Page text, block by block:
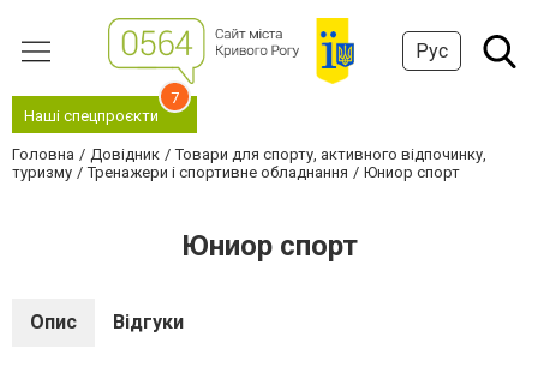
Рус
Наші спецпроєкти
7
Головна Довідник
Товари для спорту, активного відпочинку,
туризму
Тренажери і спортивне обладнання Юниор спорт
Юниор спорт
Опис Відгуки